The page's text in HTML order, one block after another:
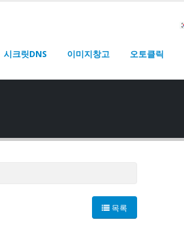
시크릿DNS 이미지창고 오토클릭
목록